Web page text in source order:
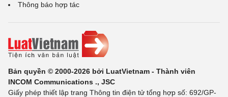
Thông báo hợp tác
Bản quyền © 2000-2026 bởi LuatVietnam - Thành viên
INCOM Communications ., JSC
Giấy phép thiết lập trang Thông tin điện tử tổng hợp số: 692/GP-